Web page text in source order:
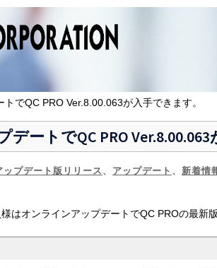
でQC PRO Ver.8.00.063が入手できます。
ートでQC PRO Ver.8.00.063
プデート版リリース 、 アップデート 、 新着情
はオンラインアップデートでQC PROの最新